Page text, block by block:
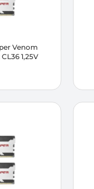
Venom
1,25V